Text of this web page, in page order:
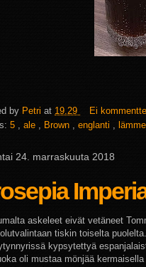
by Petri at 19.29
Ei
5 ale Brown englanti
24. marraskuuta 2018
askeleet eivät vetäneet
tiskin toiselta
kypsytettyä
oli mustaa mönjää